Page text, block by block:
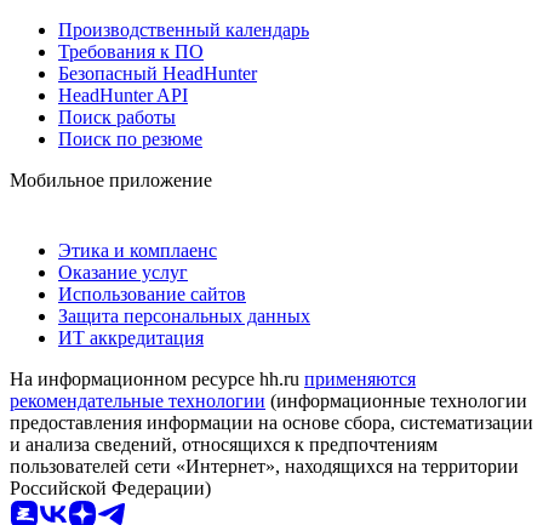
Производственный календарь
Требования к ПО
Безопасный HeadHunter
HeadHunter API
Поиск работы
Поиск по резюме
Мобильное приложение
Этика и комплаенс
Оказание услуг
Использование сайтов
Защита персональных данных
ИТ аккредитация
На информационном ресурсе hh.ru применяются
рекомендательные технологии (информационные технологии
предоставления информации на основе сбора, систематизации
и анализа сведений, относящихся к предпочтениям
пользователей сети «Интернет», находящихся на территории
Российской Федерации)